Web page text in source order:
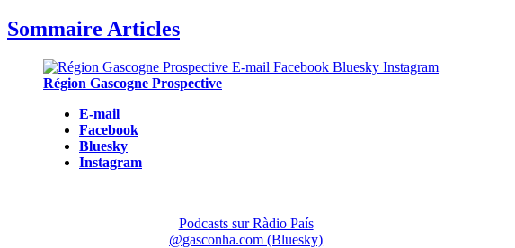
Sommaire Articles
Région Gascogne Prospective
E-mail
Facebook
Bluesky
Instagram
Podcasts sur Ràdio País
@gasconha.com (Bluesky)